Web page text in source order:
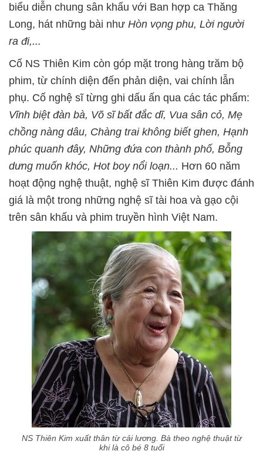
biểu diễn chung sân khấu với Ban hợp ca Thăng
Long, hát những bài như Hòn vọng phu, Lời người
ra đi,...
Cố NS Thiên Kim còn góp mặt trong hàng trăm bộ
phim, từ chính diện đến phản diện, vai chính lẫn
phụ. Cố nghệ sĩ từng ghi dấu ấn qua các tác phẩm:
Vĩnh biệt đàn bà, Võ sĩ bất đắc dĩ, Vua sân cỏ, Mẹ
chồng nàng dâu, Chàng trai không biết ghen, Hạnh
phúc quanh đây, Những đứa con thành phố, Bỗng
dưng muốn khóc, Hot boy nổi loạn... Hơn 60 năm
hoạt động nghệ thuật, nghệ sĩ Thiên Kim được đánh
giá là một trong những nghệ sĩ tài hoa và gạo cội
trên sân khấu và phim truyền hình Việt Nam.
NS Thiên Kim xuất thân từ cải lương. Bà theo nghệ thuật từ
khi là cô bé 8 tuổi